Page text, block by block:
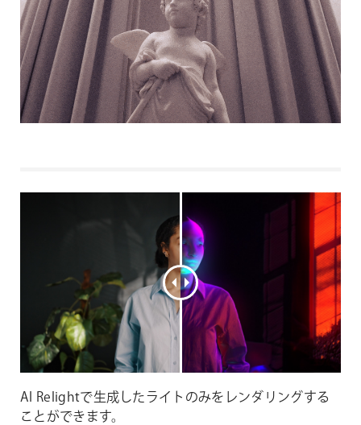
AI Relightで生成したライトのみをレンダリングする
ことができます。